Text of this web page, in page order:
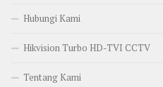
Hubungi Kami
Hikvision Turbo HD-TVI CCTV
Tentang Kami